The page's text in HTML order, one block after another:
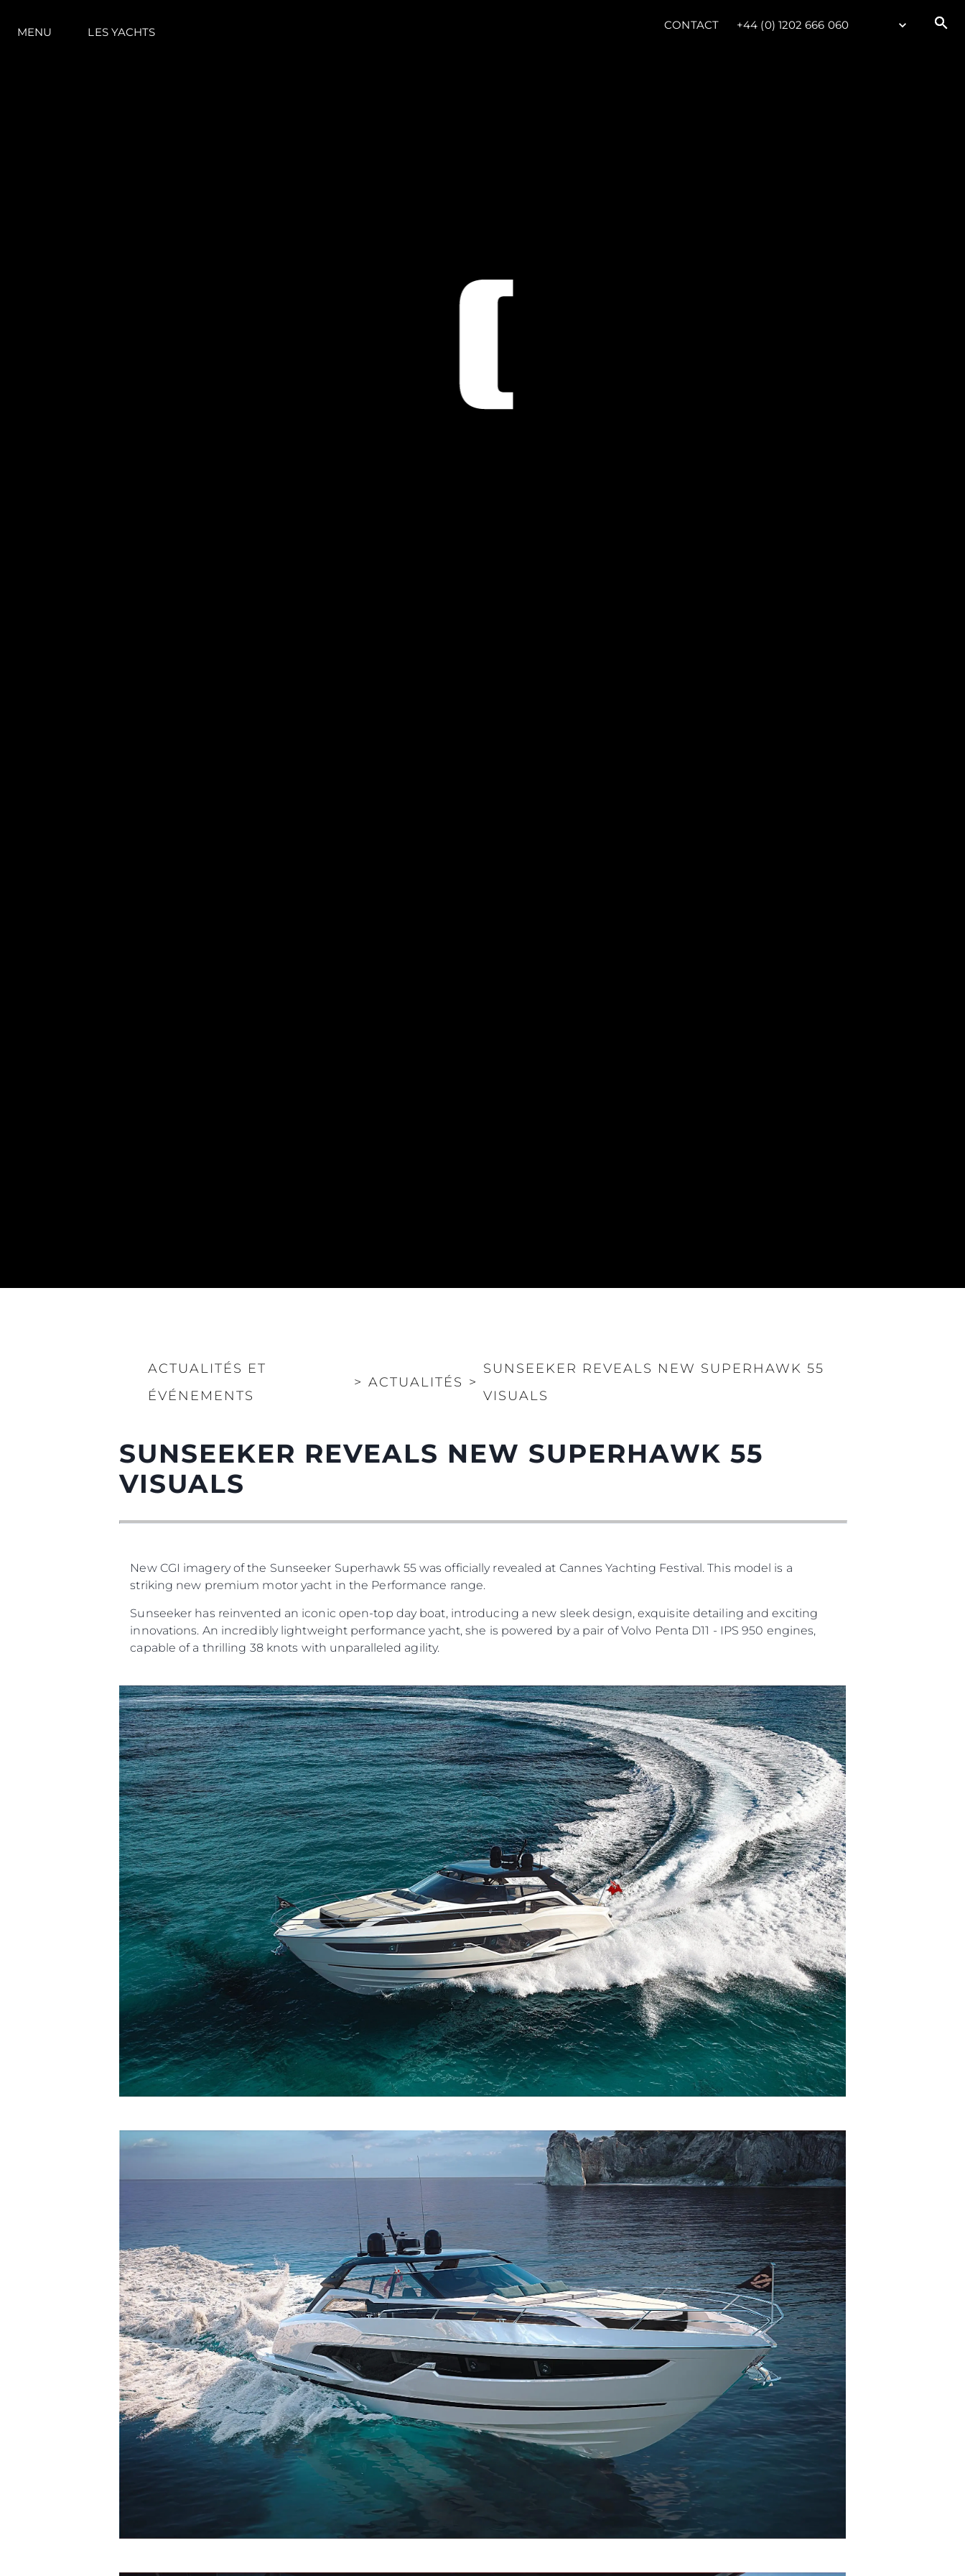
MENU LES YACHTS
CONTACT +44 (0) 1202 666 060
ACTUALITÉS ET
ÉVÉNEMENTS
> ACTUALITÉS >
SUNSEEKER REVEALS NEW SUPERHAWK 55
VISUALS
SUNSEEKER REVEALS NEW SUPERHAWK 55
VISUALS
New CGI imagery of the Sunseeker Superhawk 55 was officially revealed at Cannes Yachting Festival. This model is a
striking new premium motor yacht in the Performance range.
Sunseeker has reinvented an iconic open-top day boat, introducing a new sleek design, exquisite detailing and exciting
innovations. An incredibly lightweight performance yacht, she is powered by a pair of Volvo Penta D11 - IPS 950 engines,
capable of a thrilling 38 knots with unparalleled agility.
Information
Plan Du Site
Contact
Préférences De Cookies
Droits Juridiques
POLITIQUE DE
CONFIDENTIALITÉ
LA CHARTE SUR
L'ESCLAVAGE MODERNE
TERMES ET CONDITIONS
POLITIQUE DE COOKIES
RECRUTEMENT
La Société
Le Courtage
Charter - Location
Nouvelles
La Société
Notre Équipe
Style De Vie
Notre Héritage
Estimez Votre Bateau